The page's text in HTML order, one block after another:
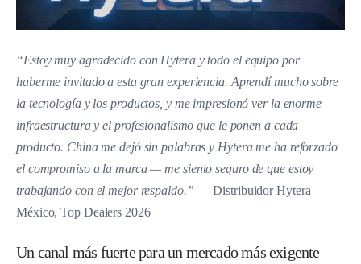
“Estoy muy agradecido con Hytera y todo el equipo por
haberme invitado a esta gran experiencia. Aprendí mucho sobre
la tecnología y los productos, y me impresionó ver la enorme
infraestructura y el profesionalismo que le ponen a cada
producto. China me dejó sin palabras y Hytera me ha reforzado
el compromiso a la marca — me siento seguro de que estoy
trabajando con el mejor respaldo.” — Distribuidor Hytera
México, Top Dealers 2026
Un canal más fuerte para un mercado más exigente